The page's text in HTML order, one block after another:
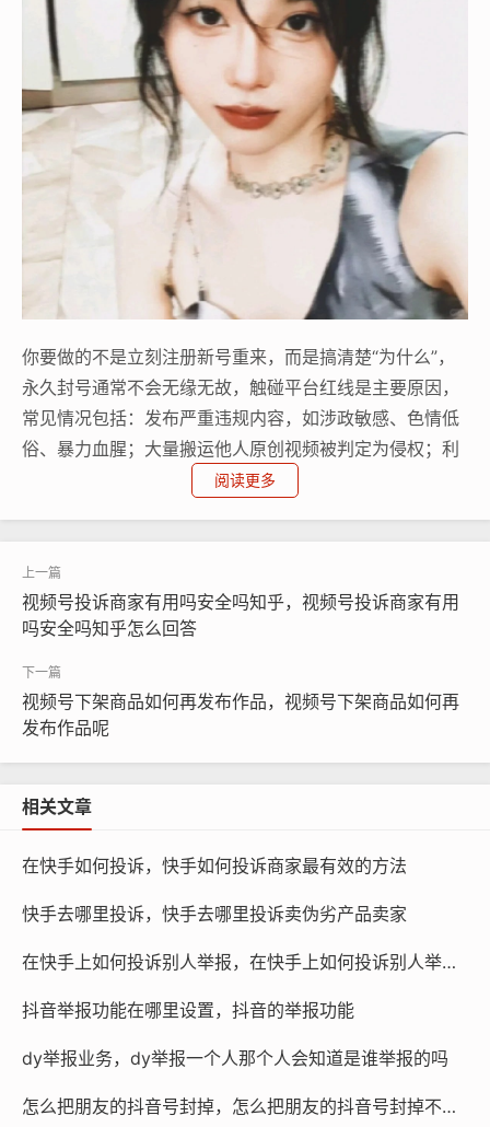
你要做的不是立刻注册新号重来，而是搞清楚“为什么”，
永久封号通常不会无缘无故，触碰平台红线是主要原因，
常见情况包括：发布严重违规内容，如涉政敏感、色情低
俗、暴力血腥；大量搬运他人原创视频被判定为侵权；利
用刷量、刷赞等灰产手段破坏社区生态；甚至包括在直播
你可以尝试通过快手APP内的“设置-反馈与帮助”联系官方
客服，或者去“快手”官方微博、微信公众号留言说明情
的、条理清晰的情况说明，如果确实是自己疏忽导致的轻
微违规，承认错误并承诺不再犯，有时能换来一次解封机
过常规申诉解封的通道极其狭窄,成功率微乎其微。
当个人申诉一次次被冰冷的系统或固定话术驳回后，你是
那个倾注了大量心血、具有不可替代价值的账号，那么在
绝望的缝隙中,或许还存在一条非常规的路径。
在互联网的灰色地带，长期活跃着一批掌握特殊技术和人
定技术手段处理高难度封号问题，但这里必须给你泼一盆
冷水——这条路上布满陷阱，市面上打着“百分百解封”旗
阅读更多
视频号投诉商家有用吗安全吗知乎，视频号投诉商家有用
吗安全吗知乎怎么回答
视频号下架商品如何再发布作品，视频号下架商品如何再
发布作品呢
相关文章
在快手如何投诉，快手如何投诉商家最有效的方法
快手去哪里投诉，快手去哪里投诉卖伪劣产品卖家
在快手上如何投诉别人举报，在快手上如何投诉别人举报我
抖音举报功能在哪里设置，抖音的举报功能
dy举报业务，dy举报一个人那个人会知道是谁举报的吗
怎么把朋友的抖音号封掉，怎么把朋友的抖音号封掉不被发现